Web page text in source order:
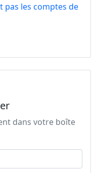
pas les comptes de
dans votre boîte